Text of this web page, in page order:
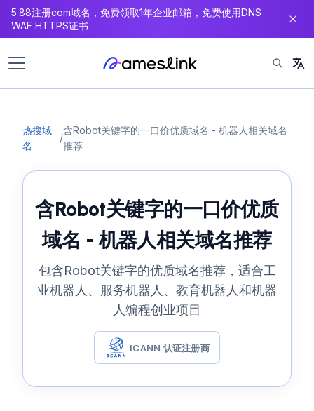
内
容
5.88注册com域名，免费领取1年企业邮箱，免费使用DNS
WAF HTTPS证书
热搜域
名
/
含Robot关键字的一口价优质域名 - 机器人相关域名
推荐
含Robot关键字的一口价优质
域名 - 机器人相关域名推荐
包含Robot关键字的优质域名推荐，适合工
业机器人、服务机器人、教育机器人和机器
人编程创业项目
ICANN 认证注册商